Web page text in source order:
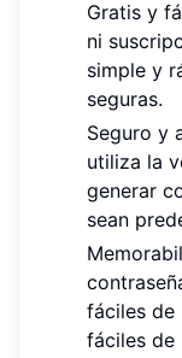
Gratis y
ni
simple y
seguras.
Seguro y
utiliza la
generar
sean
fáciles de
fáciles de